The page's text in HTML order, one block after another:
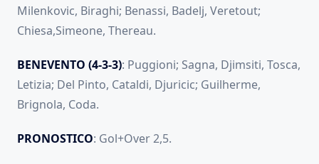
Milenkovic, Biraghi; Benassi, Badelj, Veretout;
Chiesa,Simeone, Thereau.
BENEVENTO (4-3-3): Puggioni; Sagna, Djimsiti, Tosca,
Letizia; Del Pinto, Cataldi, Djuricic; Guilherme,
Brignola, Coda.
PRONOSTICO: Gol+Over 2,5.